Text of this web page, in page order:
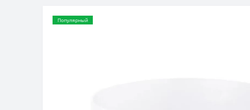
Популярный